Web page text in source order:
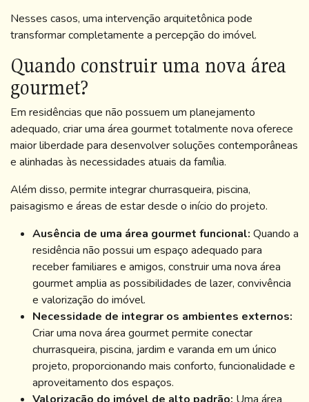
Nesses casos, uma intervenção arquitetônica pode
transformar completamente a percepção do imóvel.
Quando construir uma nova área
gourmet?
Em residências que não possuem um planejamento
adequado, criar uma área gourmet totalmente nova oferece
maior liberdade para desenvolver soluções contemporâneas
e alinhadas às necessidades atuais da família.
Além disso, permite integrar churrasqueira, piscina,
paisagismo e áreas de estar desde o início do projeto.
Ausência de uma área gourmet funcional: Quando a
residência não possui um espaço adequado para
receber familiares e amigos, construir uma nova área
gourmet amplia as possibilidades de lazer, convivência
e valorização do imóvel.
Necessidade de integrar os ambientes externos:
Criar uma nova área gourmet permite conectar
churrasqueira, piscina, jardim e varanda em um único
projeto, proporcionando mais conforto, funcionalidade e
aproveitamento dos espaços.